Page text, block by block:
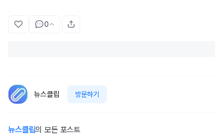
0
뉴스클립 방문하기
뉴스클립의 모든 포스트